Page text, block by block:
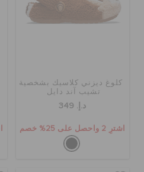
كلوغ ديزني كلاسيك بشخصية
تشيب آند دايل
د.إ. 349
اشترِ 2 واحصل على 25% خصم